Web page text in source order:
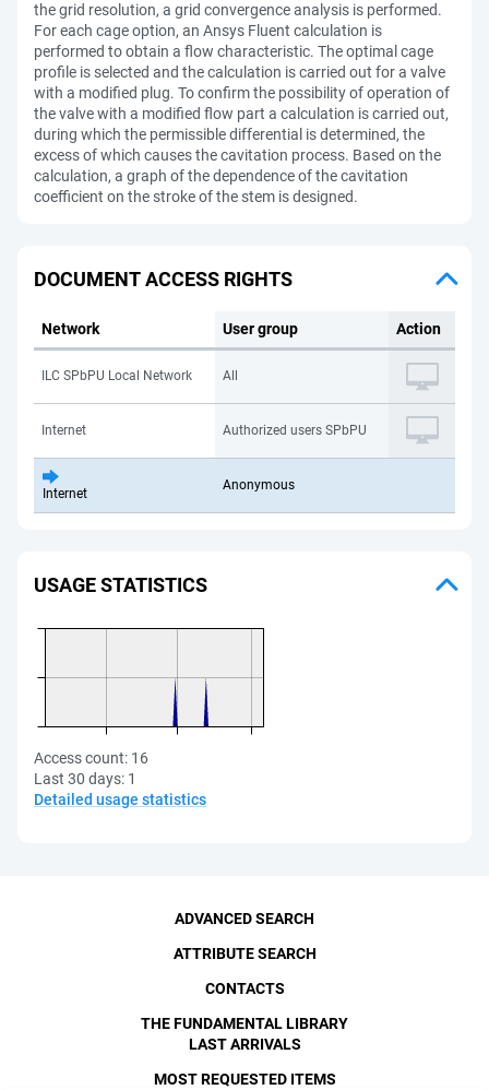
the grid resolution, a grid convergence analysis is performed.
For each cage option, an Ansys Fluent calculation is
performed to obtain a flow characteristic. The optimal cage
profile is selected and the calculation is carried out for a valve
with a modified plug. To confirm the possibility of operation of
the valve with a modified flow part a calculation is carried out,
during which the permissible differential is determined, the
excess of which causes the cavitation process. Based on the
calculation, a graph of the dependence of the cavitation
coefficient on the stroke of the stem is designed.
DOCUMENT ACCESS RIGHTS
Network User group Action
ILC SPbPU Local Network All
Internet Authorized users SPbPU
Internet
Anonymous
USAGE STATISTICS
Access count: 16
Last 30 days: 1
Detailed usage statistics
ADVANCED SEARCH
ATTRIBUTE SEARCH
CONTACTS
THE FUNDAMENTAL LIBRARY
LAST ARRIVALS
MOST REQUESTED ITEMS